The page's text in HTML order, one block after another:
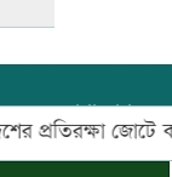
যোগাযোগ:
জোটে